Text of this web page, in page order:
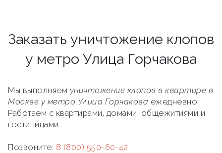
Заказать уничтожение клопов
у метро Улица Горчакова
Мы выполняем уничтожение клопов в квартире в
Москве у метро Улица Горчакова ежедневно.
Работаем с квартирами, домами, общежитиями и
гостиницами.
Позвоните: 8 (800) 550-60-42